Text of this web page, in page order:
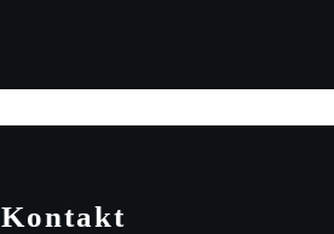
Kontakt